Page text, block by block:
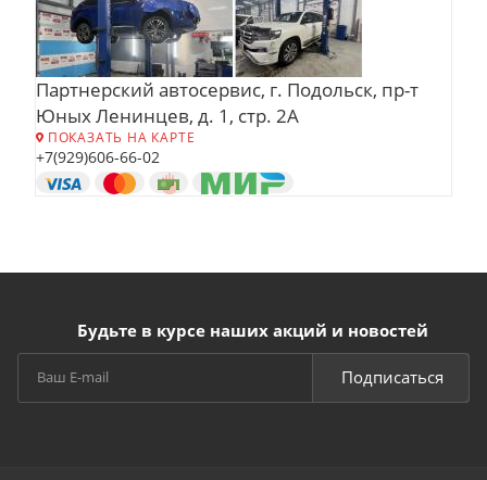
Партнерский автосервис, г. Подольск, пр-т
Юных Ленинцев, д. 1, стр. 2А
ПОКАЗАТЬ НА КАРТЕ
+7(929)606-66-02
Будьте в курсе наших акций и новостей
Подписаться